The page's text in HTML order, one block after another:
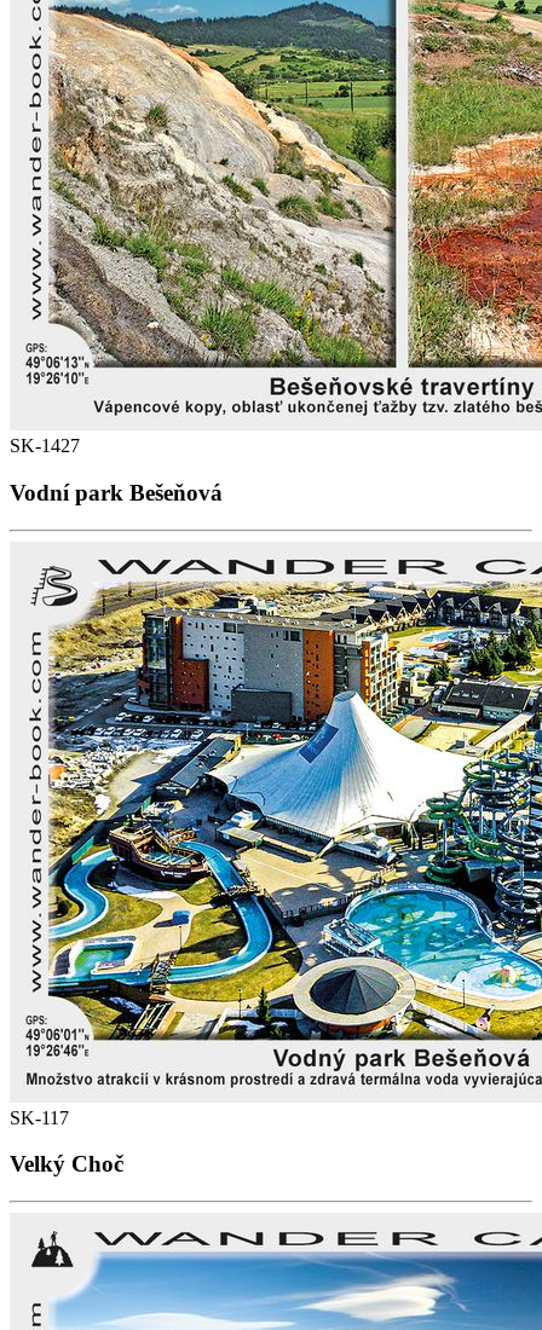
SK-1427
Vodní park Bešeňová
SK-117
Velký Choč